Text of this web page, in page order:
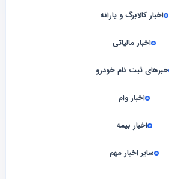
اخبار کالابرگ و یارانه
اخبار مالیاتی
خبرهای ثبت نام خودرو
اخبار وام
اخبار بیمه
سایر اخبار مهم